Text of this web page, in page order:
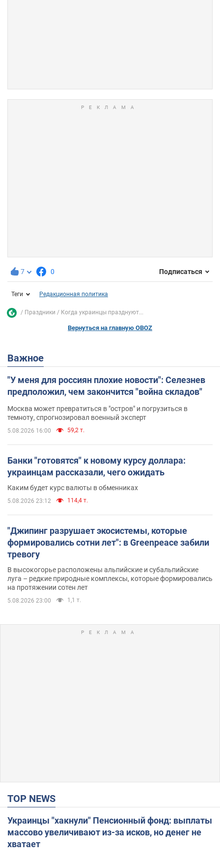
7 0 Подписаться
Теги Редакционная политика
Праздники Когда украинцы празднуют...
Вернуться на главную OBOZ
Важное
"У меня для россиян плохие новости": Селезнев
предположил, чем закончится "война складов"
Москва может превратиться в "остров" и погрузиться в
темноту, спрогнозировал военный эксперт
5.08.2026 16:00 59,2 т.
Банки "готовятся" к новому курсу доллара:
украинцам рассказали, чего ожидать
Каким будет курс валюты в обменниках
5.08.2026 23:12 114,4 т.
"Джипинг разрушает экосистемы, которые
формировались сотни лет": в Greenpeace забили
тревогу
В высокогорье расположены альпийские и субальпийские
луга – редкие природные комплексы, которые формировались
на протяжении сотен лет
5.08.2026 23:00 1,1 т.
TOP NEWS
Украинцы "хакнули" Пенсионный фонд: выплаты
массово увеличивают из-за исков, но денег не
хватает